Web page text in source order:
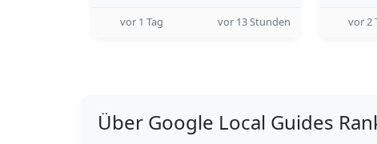
vor 1 Tag vor 13 Stunden vor 2
Über Google Local Guides